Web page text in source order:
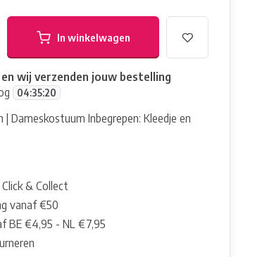
In winkelwagen
wij verzenden jouw bestelling
04:35:19
Dameskostuum Inbegrepen: Kleedje en
& Collect
vanaf €50
BE €4,95 - NL €7,95